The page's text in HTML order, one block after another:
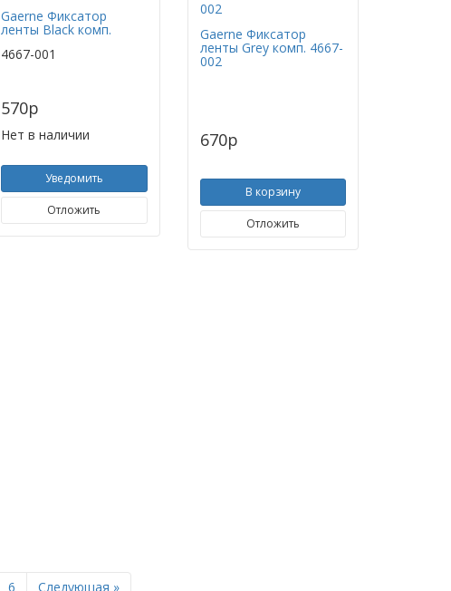
Gaerne Фиксатор
ленты Black комп.
4667-001
570p
Нет в наличии
Уведомить
Отложить
Gaerne Фиксатор
ленты Grey комп. 4667-
002
670p
В корзину
Отложить
6 Следующая »Next